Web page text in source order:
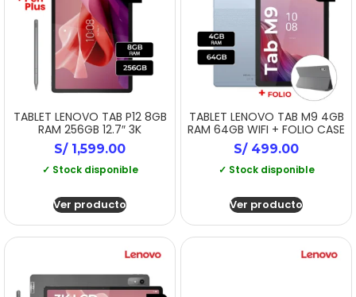
TABLET LENOVO TAB P12 8GB
RAM 256GB 12.7″ 3K
S/1,599.00
✓ Stock disponible
Ver producto
TABLET LENOVO TAB M9 4GB
RAM 64GB WIFI + FOLIO CASE
S/499.00
✓ Stock disponible
Ver producto